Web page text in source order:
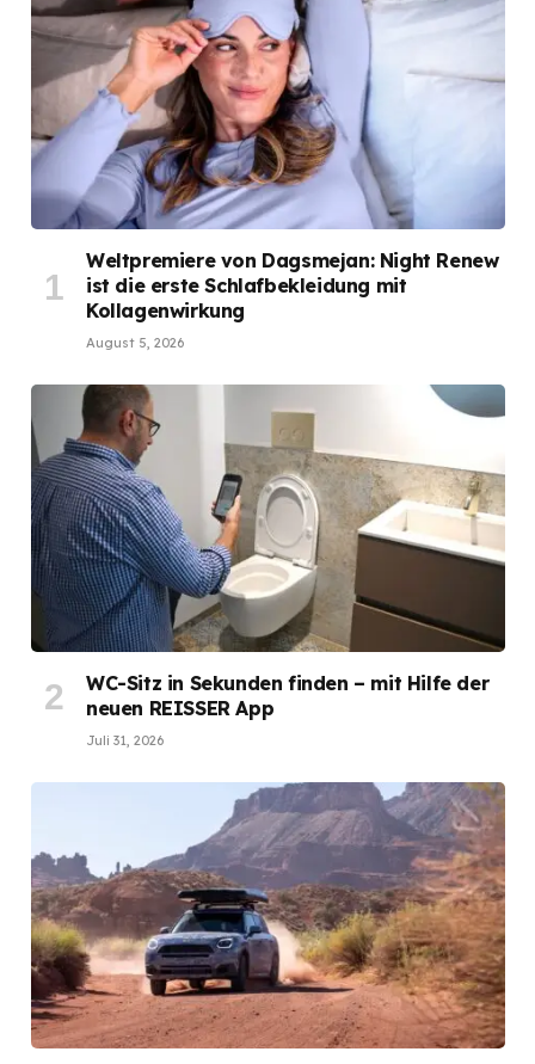
Weltpremiere von Dagsmejan: Night Renew
ist die erste Schlafbekleidung mit
Kollagenwirkung
August 5, 2026
WC-Sitz in Sekunden finden – mit Hilfe der
neuen REISSER App
Juli 31, 2026